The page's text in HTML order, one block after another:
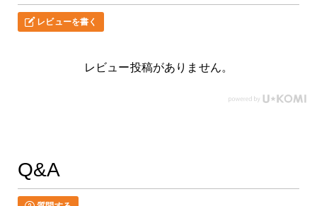
レビューを書く
レビュー投稿がありません。
Q&A